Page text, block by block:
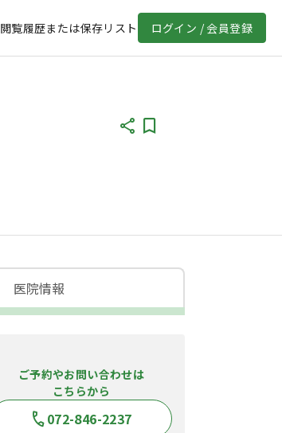
閲覧履歴または保存リスト ログイン / 会員登録
医院情報
ご予約やお問い合わせは
こちらから
072-846-2237